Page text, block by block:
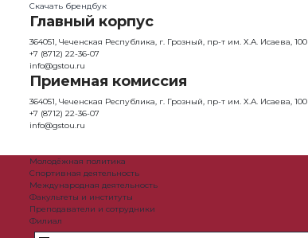
Скачать брендбук
Главный корпус
364051, Чеченская Республика, г. Грозный, пр-т им. Х.А. Исаева, 100
+7 (8712) 22-36-07
info@gstou.ru
Приемная комиссия
364051, Чеченская Республика, г. Грозный, пр-т им. Х.А. Исаева, 100
+7 (8712) 22-36-07
info@gstou.ru
Молодёжная политика
Спортивная деятельность
Международная деятельность
Факультеты и институты
Преподаватели и сотрудники
Филиал